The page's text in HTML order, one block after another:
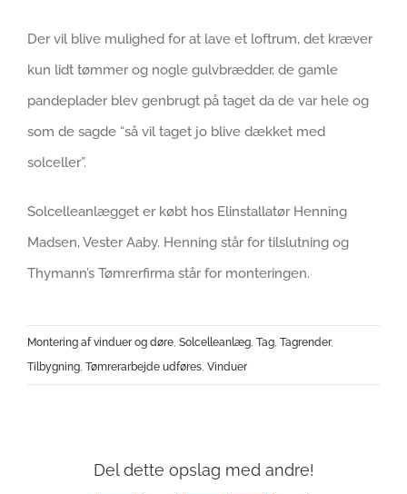
Der vil blive mulighed for at lave et loftrum, det kræver
kun lidt tømmer og nogle gulvbrædder, de gamle
pandeplader blev genbrugt på taget da de var hele og
som de sagde “så vil taget jo blive dækket med
solceller”.
Solcelleanlægget er købt hos Elinstallatør Henning
Madsen, Vester Aaby. Henning står for tilslutning og
Thymann’s Tømrerfirma står for monteringen.
Montering af vinduer og døre, Solcelleanlæg, Tag, Tagrender,
Tilbygning, Tømrerarbejde udføres, Vinduer
Del dette opslag med andre!